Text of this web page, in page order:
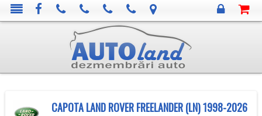
CAPOTA LAND ROVER FREELANDER (LN) 1998-2026